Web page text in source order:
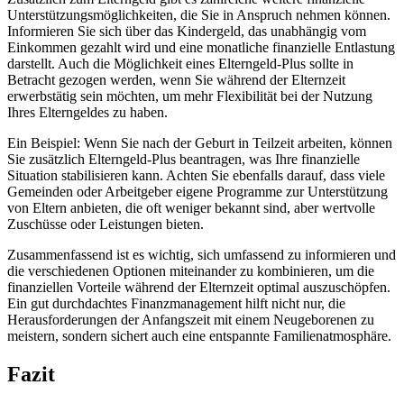
Unterstützungsmöglichkeiten, die Sie in Anspruch nehmen können.
Informieren Sie sich über das Kindergeld, das unabhängig vom
Einkommen gezahlt wird und eine monatliche finanzielle Entlastung
darstellt. Auch die Möglichkeit eines Elterngeld-Plus sollte in
Betracht gezogen werden, wenn Sie während der Elternzeit
erwerbstätig sein möchten, um mehr Flexibilität bei der Nutzung
Ihres Elterngeldes zu haben.
Ein Beispiel: Wenn Sie nach der Geburt in Teilzeit arbeiten, können
Sie zusätzlich Elterngeld-Plus beantragen, was Ihre finanzielle
Situation stabilisieren kann. Achten Sie ebenfalls darauf, dass viele
Gemeinden oder Arbeitgeber eigene Programme zur Unterstützung
von Eltern anbieten, die oft weniger bekannt sind, aber wertvolle
Zuschüsse oder Leistungen bieten.
Zusammenfassend ist es wichtig, sich umfassend zu informieren und
die verschiedenen Optionen miteinander zu kombinieren, um die
finanziellen Vorteile während der Elternzeit optimal auszuschöpfen.
Ein gut durchdachtes Finanzmanagement hilft nicht nur, die
Herausforderungen der Anfangszeit mit einem Neugeborenen zu
meistern, sondern sichert auch eine entspannte Familienatmosphäre.
Fazit